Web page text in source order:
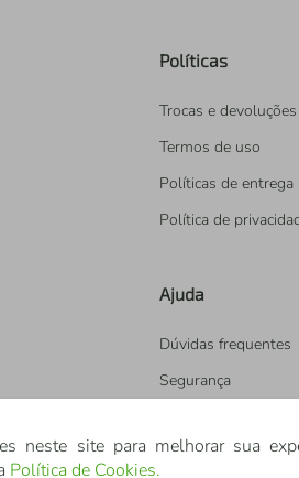
Políticas
Trocas e devoluções
Termos de uso
Políticas de entrega
Política de
Ajuda
Dúvidas frequentes
Segurança
neste site para melhorar sua
Política de Cookies.